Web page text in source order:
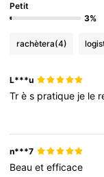
Petit
3%
rachètera(4)
L***u
Très pratique je le
n***7
Beauetefficace